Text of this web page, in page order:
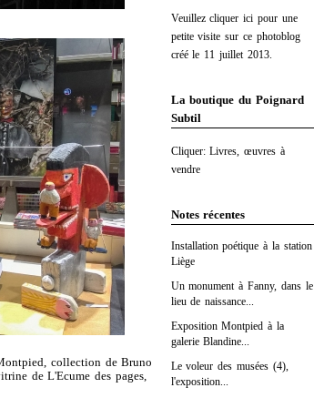
Veuillez cliquer ici pour une
petite visite sur ce photoblog
créé le 11 juillet 2013.
La boutique du Poignard
Subtil
Cliquer: Livres, œuvres à
vendre
Notes récentes
Installation poétique à la station
Liège
Un monument à Fanny, dans le
lieu de naissance...
Exposition Montpied à la
galerie Blandine...
Le voleur des musées (4),
l'exposition...
collection de Bruno
de L'Ecume des pages,